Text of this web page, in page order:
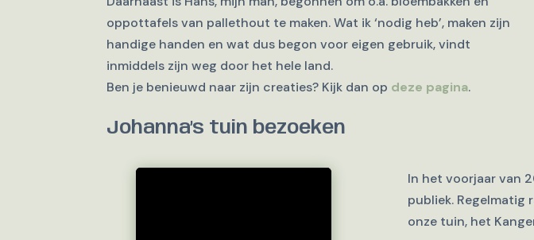
oppottafels van pallethout te maken. Wat ik ‘nodig heb’, maken zijn
handige handen en wat dus begon voor eigen gebruik, vindt
inmiddels zijn weg door het hele land.
Ben je benieuwd naar zijn creaties? Kijk dan op deze pagina.
Johanna’s tuin bezoeken
In het voorjaar van
publiek. Regelmatig
onze tuin, het